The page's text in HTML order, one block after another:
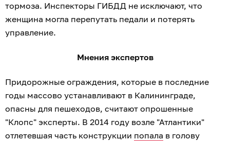
тормоза. Инспекторы ГИБДД не исключают, что
женщина могла перепутать педали и потерять
управление.
Мнения экспертов
Придорожные ограждения, которые в последние
годы массово устанавливают в Калининграде,
опасны для пешеходов, считают опрошенные
"Клопс" эксперты. В 2014 году возле "Атлантики"
отлетевшая часть конструкции попала в голову